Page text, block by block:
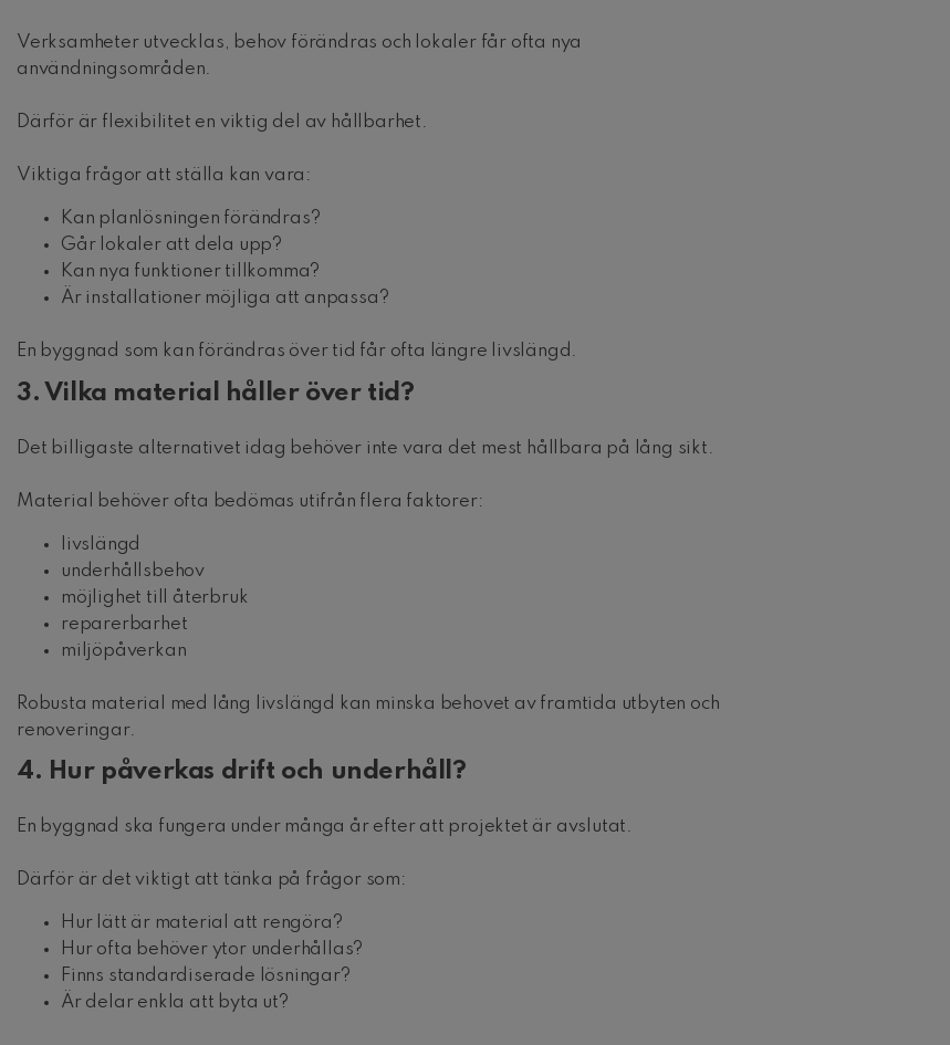
Verksamheter utvecklas, behov förändras och lokaler får ofta nya
användningsområden.
Därför är flexibilitet en viktig del av hållbarhet.
Viktiga frågor att ställa kan vara:
Kan planlösningen förändras?
Går lokaler att dela upp?
Kan nya funktioner tillkomma?
Är installationer möjliga att anpassa?
En byggnad som kan förändras över tid får ofta längre livslängd.
3. Vilka material håller över tid?
Det billigaste alternativet idag behöver inte vara det mest hållbara på lång sikt.
Material behöver ofta bedömas utifrån flera faktorer:
livslängd
underhållsbehov
möjlighet till återbruk
reparerbarhet
miljöpåverkan
Robusta material med lång livslängd kan minska behovet av framtida utbyten och
renoveringar.
4. Hur påverkas drift och underhåll?
En byggnad ska fungera under många år efter att projektet är avslutat.
Därför är det viktigt att tänka på frågor som:
Hur lätt är material att rengöra?
Hur ofta behöver ytor underhållas?
Finns standardiserade lösningar?
Är delar enkla att byta ut?